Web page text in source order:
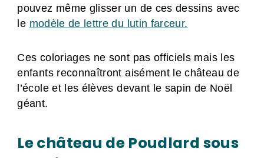
pouvez même glisser un de ces dessins avec
le modèle de lettre du lutin farceur.
Ces coloriages ne sont pas officiels mais les
enfants reconnaîtront aisément le château de
l’école et les élèves devant le sapin de Noël
géant.
Le château de Poudlard sous